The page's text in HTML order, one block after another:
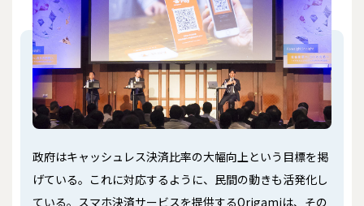
政府はキャッシュレス決済比率の大幅向上という目標を掲
げている。これに対応するように、民間の動きも活発化し
ている。スマホ決済サービスを提供するOrigamiは、その